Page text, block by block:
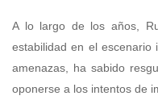
A lo largo de los años,
estabilidad en el escenario
amenazas, ha sabido
oponerse a los intentos de